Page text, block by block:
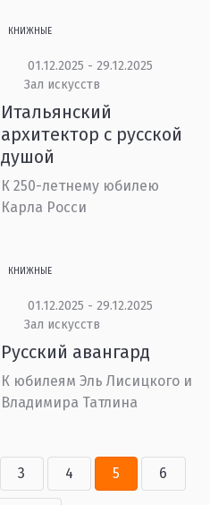
КНИЖНЫЕ
01.12.2025 - 29.12.2025
Зал искусств
Итальянский
архитектор с русской
душой
К 250-летнему юбилею
Карла Росси
КНИЖНЫЕ
01.12.2025 - 29.12.2025
Зал искусств
Русский авангард
К юбилеям Эль Лисицкого и
Владимира Татлина
3 4 5 6